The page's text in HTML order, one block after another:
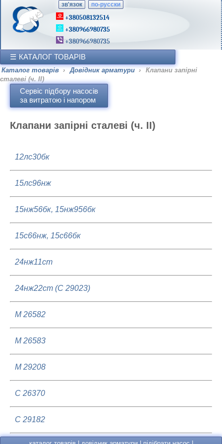
зв'язок по-русски
+380508132514
+380966980735
+380966980735
КАТАЛОГ ТОВАРІВ
Каталог товарів › Довідник арматури ›
Клапани запірні
сталеві (ч. ІІ)
Сервіс підбору насосів
за витратою і напором
Клапани запірні сталеві (ч. ІІ)
12лс30бк
15лс96нж
15нж56бк, 15нж956бк
15с66нж, 15с66бк
24нж11ст
24нж22ст (С 29023)
М 26582
М 26583
М 29208
С 26370
С 29182